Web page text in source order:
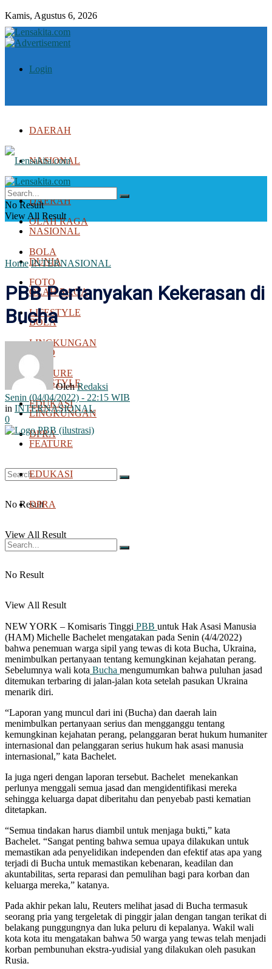
Kamis, Agustus 6, 2026
Login
DAERAH
NASIONAL
DUNIA
OLAH RAGA
BOLA
FOTO
LIFESTYLE
LINGKUNGAN
FEATURE
EDUKASI
DPRA
No Result
View All Result
DAERAH
NASIONAL
DUNIA
OLAH RAGA
BOLA
FOTO
LIFESTYLE
LINGKUNGAN
FEATURE
EDUKASI
DPRA
No Result
View All Result
No Result
View All Result
Home INTERNASIONAL
PBB Pertanyakan Kekerasan di
Bucha
Oleh Redaksi
Senin (04/04/2022) - 22:15 WIB
in INTERNASIONAL
0
NEW YORK – Komisaris Tinggi PBB untuk Hak Asasi Manusia
(HAM) Michelle Bachelet mengatakan pada Senin (4/4/2022)
bahwa penemuan warga sipil yang tewas di kota Bucha, Ukraina,
menimbulkan pertanyaan tentang kemungkinan kejahatan perang.
Sebelumnya wali kota Bucha mengumumkan bahwa puluhan jasad
ditemukan terbaring di jalan-jalan kota setelah pasukan Ukraina
menarik diri.
“Laporan yang muncul dari ini (Bucha) dan daerah lain
menimbulkan pertanyaan serius dan mengganggu tentang
kemungkinan kejahatan perang, pelanggaran berat hukum humaniter
internasional dan pelanggaran serius hukum hak asasi manusia
internasional,” kata Bachelet.
Ia juga ngeri dengan laporan tersebut. Bachelet menekankan
perlunya menggali semua jasad dan mengidentifikasi mereka
sehingga keluarga dapat diberitahu dan penyebab pasti kematian
ditetapkan.
“Semua tindakan harus diambil untuk menjaga bukti,” kata
Bachelet. “Sangat penting bahwa semua upaya dilakukan untuk
memastikan ada penyelidikan independen dan efektif atas apa yang
terjadi di Bucha untuk memastikan kebenaran, keadilan dan
akuntabilitas, serta reparasi dan pemulihan bagi para korban dan
keluarga mereka,” katanya.
Pada akhir pekan lalu, Reuters melihat jasad di Bucha termasuk
seorang pria yang tergeletak di pinggir jalan dengan tangan terikat di
belakang punggungnya dan luka peluru di kepalanya. Wakil wali
kota kota itu mengatakan bahwa 50 warga yang tewas telah menjadi
korban pembunuhan ekstra-yudisial yang dilakukan oleh pasukan
Rusia.